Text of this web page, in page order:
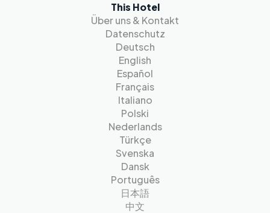
This Hotel
Über uns & Kontakt
Datenschutz
Deutsch
English
Español
Français
Italiano
Polski
Nederlands
Türkçe
Svenska
Dansk
Português
日本語
中文